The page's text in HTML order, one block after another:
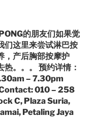
的朋友们如果觉
们这里来尝试淋巴按
，产后胸部按摩护
。。。 预约详情：
– 7.30pm
010 – 258
C, Plaza Suria,
Petaling Jaya